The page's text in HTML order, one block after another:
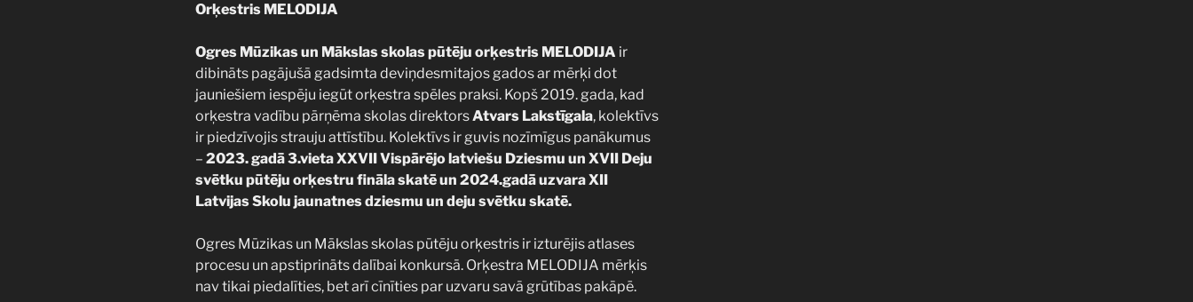
Orķestris MELODIJA
Ogres Mūzikas un Mākslas skolas pūtēju orķestris MELODIJA ir
dibināts pagājušā gadsimta deviņdesmitajos gados ar mērķi dot
jauniešiem iespēju iegūt orķestra spēles praksi. Kopš 2019. gada, kad
orķestra vadību pārņēma skolas direktorsAtvars Lakstīgala, kolektīvs
ir piedzīvojis strauju attīstību. Kolektīvs ir guvis nozīmīgus panākumus
– 2023. gadā3.vieta XXVII Vispārējo latviešu Dziesmu un XVII Deju
svētku pūtēju orķestru fināla skatē un 2024.gadā uzvara XII
Latvijas Skolu jaunatnes dziesmu un deju svētku skatē.
Ogres Mūzikas un Mākslas skolas pūtēju orķestris ir izturējis atlases
procesu un apstiprināts dalībai konkursā. Orķestra MELODIJA mērķis
nav tikai piedalīties, bet arī cīnīties par uzvaru savā grūtības pakāpē.